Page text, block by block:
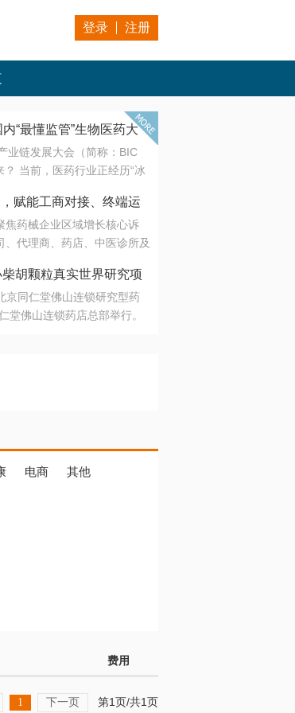
登录 注册
能工商对接、终端运营
“最懂监管”生物医药大
业链发展大会（简称：BIC
当前，医药行业正经历“冰
“最后一公里”的支付与入院
内卷”已无出路，全产业链协
大会以 “重构生态，定义未
、CGT、多肽与小核酸的技
力于打破壁垒，让“实验
对话，更让监管、产业、资
赋能工商对接、终端运
焦药械企业区域增长核心诉
代理商、药店、中医诊所及
胡颗粒真实世界研究项
同仁堂佛山连锁研究型药
堂佛山连锁药店总部举行。
电商
其他
费用
1 下一页 第1页/共1页